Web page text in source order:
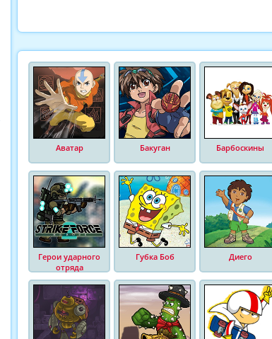
Аватар Бакуган Барбоскины
Герои ударного
отряда
Губка Боб Диего